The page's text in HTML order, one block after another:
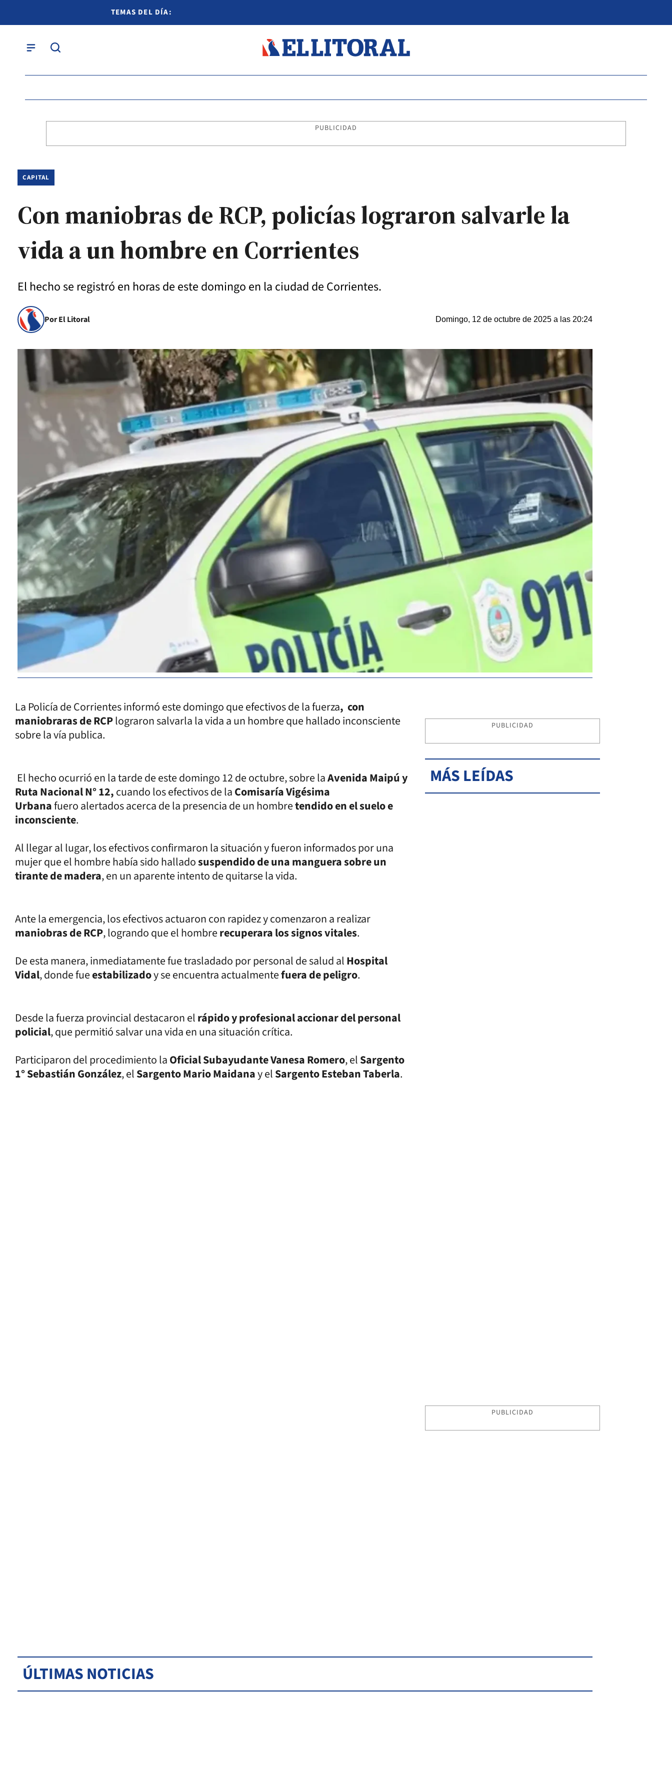
TEMAS DEL DÍA:
PUBLICIDAD
CAPITAL
Con maniobras de RCP, policías lograron salvarle la
vida a un hombre en Corrientes
El hecho se registró en horas de este domingo en la ciudad de Corrientes.
Por El Litoral Domingo, 12 de octubre de 2025 a las 20:24
La Policía de Corrientes informó este domingo que efectivos de la fuerza, con
maniobraras de RCPlograron salvarla la vida a un hombre que hallado inconsciente
sobre la vía publica.
El hecho ocurrió en la tarde de este domingo 12 de octubre, sobre laAvenida Maipú y
Ruta Nacional N° 12,cuando los efectivos de laComisaría Vigésima
Urbanafuero alertados acerca de la presencia de un hombretendido en el suelo e
inconsciente.
Al llegar al lugar, los efectivos confirmaron la situación y fueron informados por una
mujer que el hombre había sido halladosuspendido de una manguera sobre un
tirante de madera, en un aparente intento de quitarse la vida.
Ante la emergencia, los efectivos actuaron con rapidez y comenzaron a realizar
maniobras de RCP, logrando que el hombrerecuperara los signos vitales.
De esta manera, inmediatamente fue trasladado por personal de salud alHospital
Vidal, donde fueestabilizadoy se encuentra actualmentefuera de peligro.
Desde la fuerza provincial destacaron elrápido y profesional accionar del personal
policial, que permitió salvar una vida en una situación crítica.
Participaron del procedimiento laOficial Subayudante Vanesa Romero, elSargento
1° Sebastián González, elSargento Mario Maidanay elSargento Esteban Taberla.
PUBLICIDAD
MÁS LEÍDAS
PUBLICIDAD
ÚLTIMAS NOTICIAS